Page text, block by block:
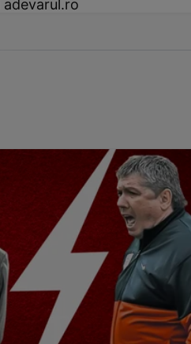
adevarul.ro